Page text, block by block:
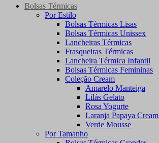
Bolsas Térmicas
Por Estilo
Bolsas Térmicas Lisas
Bolsas Térmicas Unissex
Lancheiras Térmicas
Frasqueiras Térmicas
Lancheira Térmica Infantil
Bolsas Térmicas Femininas
Coleção Cream
Amarelo Manteiga
Lilás Gelato
Rosa Yogurte
Laranja Papaya Cream
Verde Mousse
Por Tamanho